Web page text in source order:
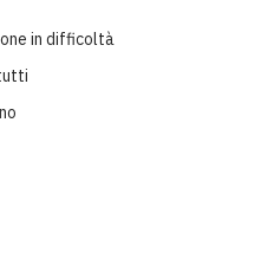
in difficoltà